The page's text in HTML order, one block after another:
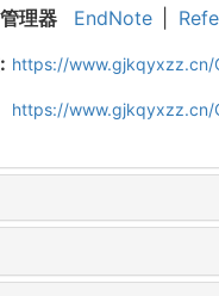
理器
EndNote
https://www.gjkqyxzz.cn/
https://www.gjkqyxzz.cn/